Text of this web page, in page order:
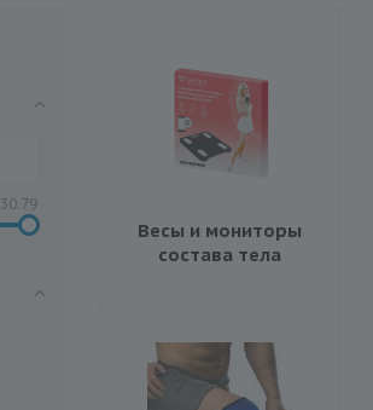
Весы и мониторы
состава тела
30.79